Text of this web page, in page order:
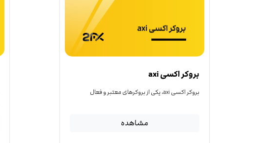
بروکر اکسی axi
بروکر اکسی axi، یکی از بروکرهای معتبر و فعال
مشاهده